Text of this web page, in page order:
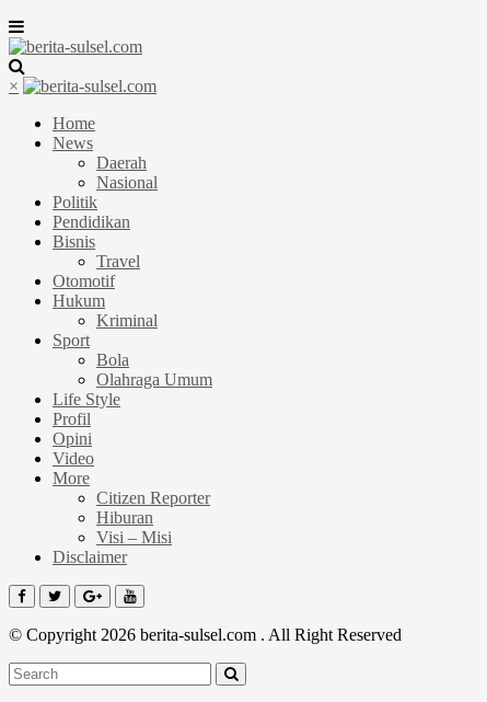
×
Home
News
Daerah
Nasional
Politik
Pendidikan
Bisnis
Travel
Otomotif
Hukum
Kriminal
Sport
Bola
Olahraga Umum
Life Style
Profil
Opini
Video
More
Citizen Reporter
Hiburan
Visi – Misi
Disclaimer
© Copyright 2026 berita-sulsel.com . All Right Reserved